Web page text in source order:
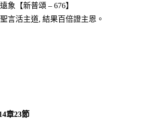
象【新普頌 – 676】
言活主道, 結果百倍證主恩。
章23節